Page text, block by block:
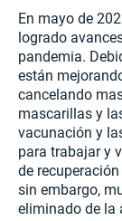
En mayo de
logrado
pandemia.
están
cancelando
mascarillas y
vacunación y
para trabajar y
de
sin embargo,
eliminado de la